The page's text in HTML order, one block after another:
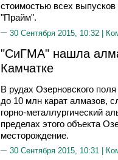
стоимостью всех
"Прайм".
30 Сентября 2015, 10:32 |
"СиГМА" нашла
Камчатке
В рудах Озерновского
до 10 млн карат алмазов,
горно-металлургический
пределах этого объекта
месторождение.
30 Сентября 2015, 10:31 |